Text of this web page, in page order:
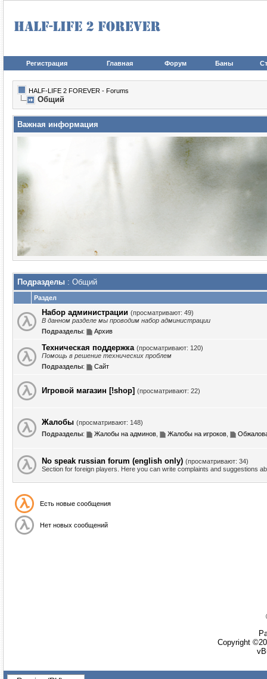
Регистрация Главная Форум Баны
HALF-LIFE 2 FOREVER - Forums
Общий
Важная информация
Подразделы : Общий
Раздел
Набор администрации (просматривают: 49)
В данном разделе мы проводим набор администрации
Подразделы: Архив
Техническая поддержка (просматривают: 120)
Помощь в решение технических проблем
Подразделы: Сайт
Игровой магазин [!shop] (просматривают: 22)
Жалобы (просматривают: 148)
Подразделы: Жалобы на админов Жалобы на игроков
No speak russian forum (english only) (просматривают: 34)
Section for foreign players. Here you can write complaints and suggestions
Есть новые сообщения
Нет новых сообщений
Copyright